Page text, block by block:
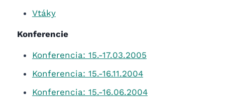
Vtáky
Konferencie
Konferencia: 15.-17.03.2005
Konferencia: 15.-16.11.2004
Konferencia: 15.-16.06.2004